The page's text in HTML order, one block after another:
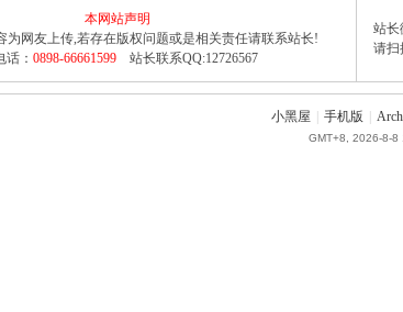
本网站声明
为网友上传,若存在版权问题或是相关责任请联系站长!
话： 0898-66661599站长联系QQ:12726567
站长
请扫
小黑屋 手机版
GMT+8, 2026-8-8